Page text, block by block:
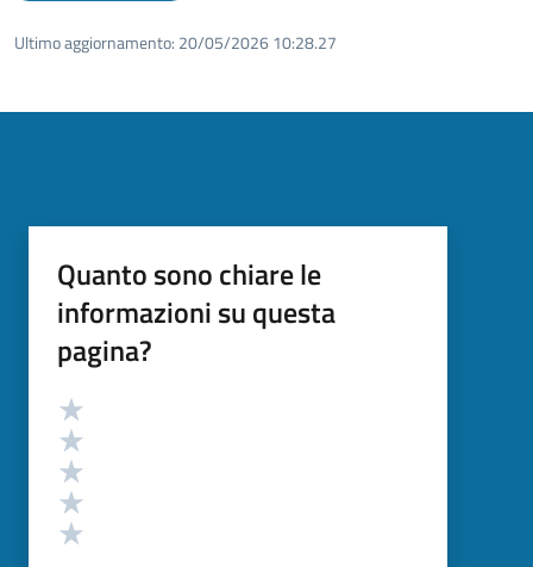
Ultimo aggiornamento: 20/05/2026 10:28.27
Quanto sono chiare le
informazioni su questa
pagina?
Valutazione